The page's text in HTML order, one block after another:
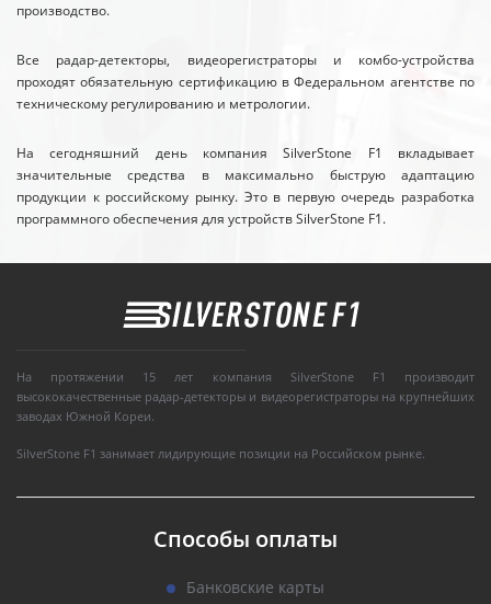
производство.
Все радар-детекторы, видеорегистраторы и комбо-устройства
проходят обязательную сертификацию в Федеральном агентстве по
техническому регулированию и метрологии.
На сегодняшний день компания SilverStone F1 вкладывает
значительные средства в максимально быструю адаптацию
продукции к российскому рынку. Это в первую очередь разработка
программного обеспечения для устройств SilverStone F1.
На протяжении 15 лет компания SilverStone F1 производит
высококачественные радар-детекторы и видеорегистраторы на крупнейших
заводах Южной Кореи.
SilverStone F1 занимает лидирующие позиции на Российском рынке.
Способы оплаты
Банковские карты